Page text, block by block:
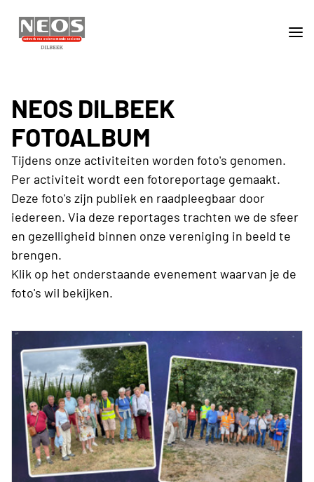
NEOS DILBEEK
FOTOALBUM
Tijdens onze activiteiten worden foto's genomen.
Per activiteit wordt een fotoreportage gemaakt.
Deze foto's zijn publiek en raadpleegbaar door
iedereen. Via deze reportages trachten we de sfeer
en gezelligheid binnen onze vereniging in beeld te
brengen.
Klik op het onderstaande evenement waarvan je de
foto's wil bekijken.